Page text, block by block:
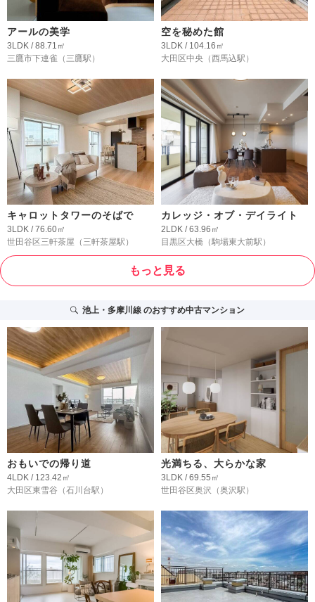
アールの美学
3LDK / 88.71㎡
三鷹市下連雀 （三鷹駅）
空を秘めた館
3LDK / 104.16㎡
大田区中央 （西馬込駅）
キャロットタワーのそばで
3LDK / 76.60㎡
世田谷区三軒茶屋 （三軒茶屋駅）
カレッジ・オブ・デイライト
2LDK / 63.96㎡
目黒区大橋 （駒場東大前駅）
もっと見る
池上・多摩川線のおすすめ中古マンション
おもいでの帰り道
4LDK / 123.42㎡
大田区東雪谷 （石川台駅）
光満ちる、大らかな家
3LDK / 69.55㎡
世田谷区奥沢 （奥沢駅）